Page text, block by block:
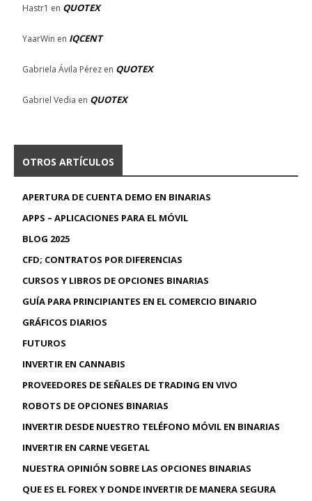
Hastr1 en QUOTEX
YaarWin en IQCENT
Gabriela Ávila Pérez en QUOTEX
Gabriel Vedia en QUOTEX
OTROS ARTÍCULOS
APERTURA DE CUENTA DEMO EN BINARIAS
APPS – APLICACIONES PARA EL MÓVIL
BLOG 2025
CFD; CONTRATOS POR DIFERENCIAS
CURSOS Y LIBROS DE OPCIONES BINARIAS
GUÍA PARA PRINCIPIANTES EN EL COMERCIO BINARIO
GRÁFICOS DIARIOS
FUTUROS
INVERTIR EN CANNABIS
PROVEEDORES DE SEÑALES DE TRADING EN VIVO
ROBOTS DE OPCIONES BINARIAS
INVERTIR DESDE NUESTRO TELÉFONO MÓVIL EN BINARIAS
INVERTIR EN CARNE VEGETAL
NUESTRA OPINIÓN SOBRE LAS OPCIONES BINARIAS
QUE ES EL FOREX Y DONDE INVERTIR DE MANERA SEGURA